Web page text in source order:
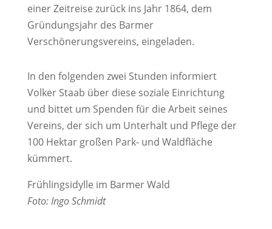
einer Zeitreise zurück ins Jahr 1864, dem
Gründungsjahr des Barmer
Verschönerungsvereins, eingeladen.
In den folgenden zwei Stunden informiert
Volker Staab über diese soziale Einrichtung
und bittet um Spenden für die Arbeit seines
Vereins, der sich um Unterhalt und Pflege der
100 Hektar großen Park- und Waldfläche
kümmert.
Frühlingsidylle im Barmer Wald
Foto: Ingo Schmidt